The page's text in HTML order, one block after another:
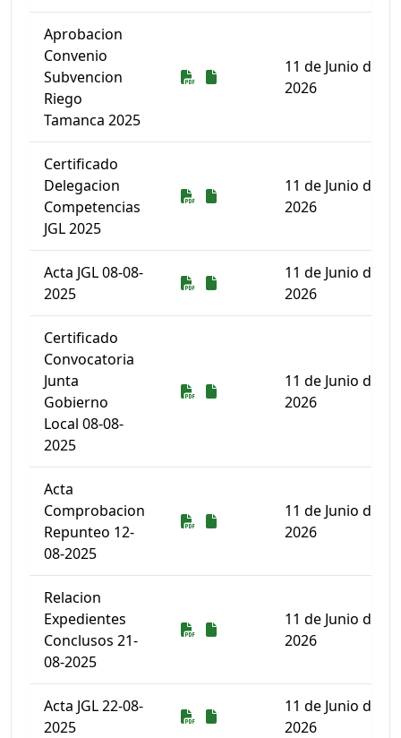
Aprobacion
Convenio
Subvencion
Riego
Tamanca 2025
Descarga
Descarga
11 de Junio de
2026
Certificado
Delegacion
Competencias
JGL 2025
Descarga
Descarga
11 de Junio de
2026
Acta JGL 08-08-
2025
Descarga
Descarga
11 de Junio de
2026
Certificado
Convocatoria
Junta
Gobierno
Local 08-08-
2025
Descarga
Descarga
11 de Junio de
2026
Acta
Comprobacion
Repunteo 12-
08-2025
Descarga
Descarga
11 de Junio de
2026
Relacion
Expedientes
Conclusos 21-
08-2025
Descarga
Descarga
11 de Junio de
2026
Acta JGL 22-08-
2025
Descarga
Descarga
11 de Junio de
2026